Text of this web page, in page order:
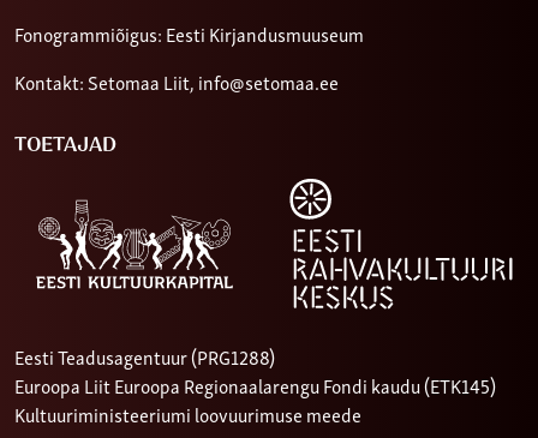
Fonogrammiõigus: Eesti Kirjandusmuuseum
Kontakt: Setomaa Liit, info@setomaa.ee
TOETAJAD
Eesti Teadusagentuur (PRG1288)
Euroopa Liit Euroopa Regionaalarengu Fondi kaudu (ETK145)
Kultuuriministeeriumi loovuurimuse meede